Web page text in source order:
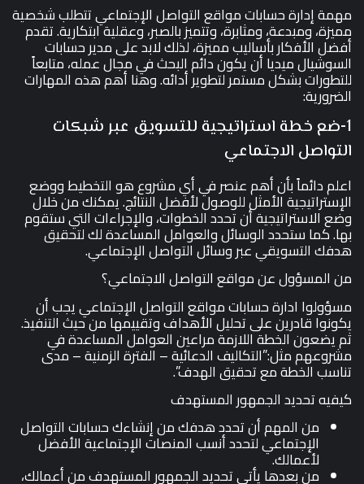
مهمة إدارة حسابات مواقع التواصل الإجتماعي تتطلب شخصية
مميزة، ومبدعة، ومثابرة، وتتميز بالصبر، وعقلية ابتكارية. تقدم
أفضل الأفكار بأساليب مميزة، لذلك لابد على مدير حسابات
السوشيال ميديا أن يكون دائم البحث في مجال عمله، متابعاً
للتطورات بشكل مستمر لتطوير أدائه. وهنا أهم هذه المهارات
الضرورية:
1-ضع خطة استراتيجية للتسويق عبر شبكات
التواصل الاجتماعي
اعلم دائماً بأن أهم عنصر في أي مشروع هو التخطيط ووضع
الإستراتيجية الأمثل للوصول لأفضل النتائج. يمكنك من خلال
وضع الاستراتيجية أن تحدد الخطوات، والإجراءات التي ستقوم
بها. كما ستحدد الوسائل والعوامل المساعدة لك لتحقيق
هدفك التسويقي عبر وسائل التواصل الإجتماعي.
من المسؤول عن مواقع التواصل الاجتماعي؟
مسؤولوا ادارة حسابات مواقع التواصل الإجتماعي يجب أن
يكونوا قادرين على تحليل الأهداف وتقييمها من حيث التنفيذ.
ثم يضعون الخطة اللازمة مراعين العوامل المساعدة في
مشروعهم مثل:”التكاليف الدعائية – الفترة الزمنية – مدى
تناسب الخطة مع تحقيق الهدف”.
كيفيه تحديد الجمهور المستهدف
من المهم أن تحدد هدفك من إنشاءك حسابات التواصل
الإجتماعي لتحدد أنسب المنصات الإجتماعية الأفضل
لأعمالك.
من بعدها يأتي تحديد الجمهور المستهدف من أعمالك،